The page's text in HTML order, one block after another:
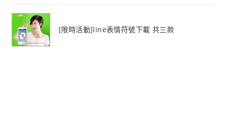
[限時活動]line表情符號下載 共三款